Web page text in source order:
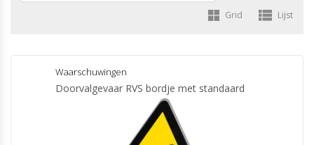
Grid Lijst
Waarschuwingen
Doorvalgevaar RVS bordje met standaard